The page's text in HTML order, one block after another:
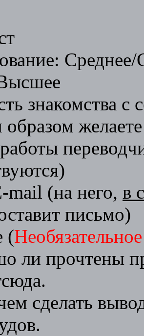
знакомства с
(на него, в
письмо)
(
ли прочтены
сделать